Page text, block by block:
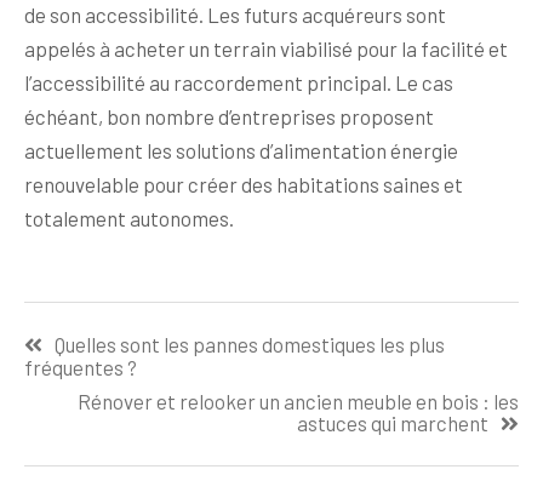
de son accessibilité. Les futurs acquéreurs sont
appelés à acheter un terrain viabilisé pour la facilité et
l’accessibilité au raccordement principal. Le cas
échéant, bon nombre d’entreprises proposent
actuellement les solutions d’alimentation énergie
renouvelable pour créer des habitations saines et
totalement autonomes.
de
l’article
Quelles sont les pannes domestiques les plus
fréquentes ?
Rénover et relooker un ancien meuble en bois : les
astuces qui marchent